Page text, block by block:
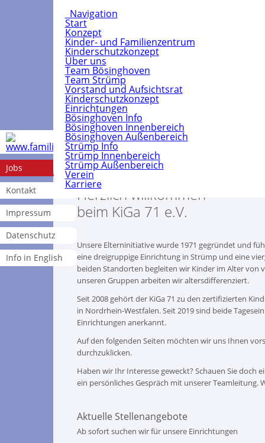
Navigation
Start
Konzept
Kinder- und Familienzentrum
Kinderschutzkonzept
Über uns
Team Bösinghoven
Team Strümp
Vorstand und Aufsichtsrat
Kinderschutzkonzept
Einrichtungen
Bösinghoven Info
Bösinghoven Innenbereich
Bösinghoven Außenbereich
Strümp Info
Strümp Innenbereich
Strümp Außenbereich
Verein
Karriere
Herzlich willkommen
beim KiGa 71 e.V.
Unsere Elterninitiative wurde 1971 gegründet und
eine dreigruppige Einrichtung in Strümp und eine
beiden Standorten begleiten wir Kinder im Alter von
unseren Gruppen arbeiten wir altersdifferenziert.
Seit 2008 gehört der KiGa 71 zu den zertifizierten
in Nordrhein-Westfalen. Seit 2019 sind beide
Einrichtungen anerkannt.
Auf den folgenden Seiten möchten wir uns Ihnen
durchzuklicken.
Haben wir Ihr Interesse geweckt? Schauen Sie doch
ein persönliches Gespräch mit unserer Teamleitung.
Aktuelle Stellenangebote
Ab sofort suchen wir für unsere Einrichtungen
Jobs
Kontakt
Impressum
Datenschutz
Info in English